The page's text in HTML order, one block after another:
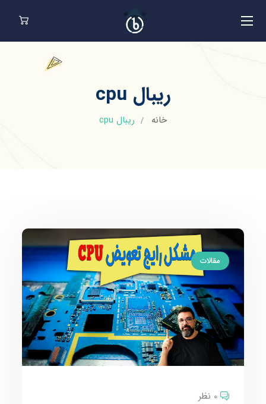
ریبال cpu
خانه ریبال cpu
مقالات
0 نظر